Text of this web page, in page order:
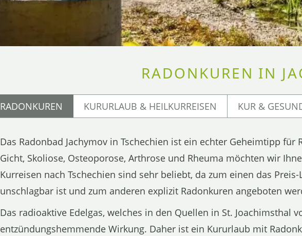
RADONKUREN IN
RADONKUREN KURURLAUB & HEILKURREISEN KUR &
Das Radonbad Jachymov in Tschechien ist ein echter Geheimtipp
Gicht, Skoliose, Osteoporose, Arthrose und Rheuma möchten wir
Kurreisen nach Tschechien sind sehr beliebt, da zum einen das
unschlagbar ist und zum anderen explizit Radonkuren angeboten
Das radioaktive Edelgas, welches in den Quellen in St. Joachimsthal
entzündungshemmende Wirkung. Daher ist ein Kururlaub mit